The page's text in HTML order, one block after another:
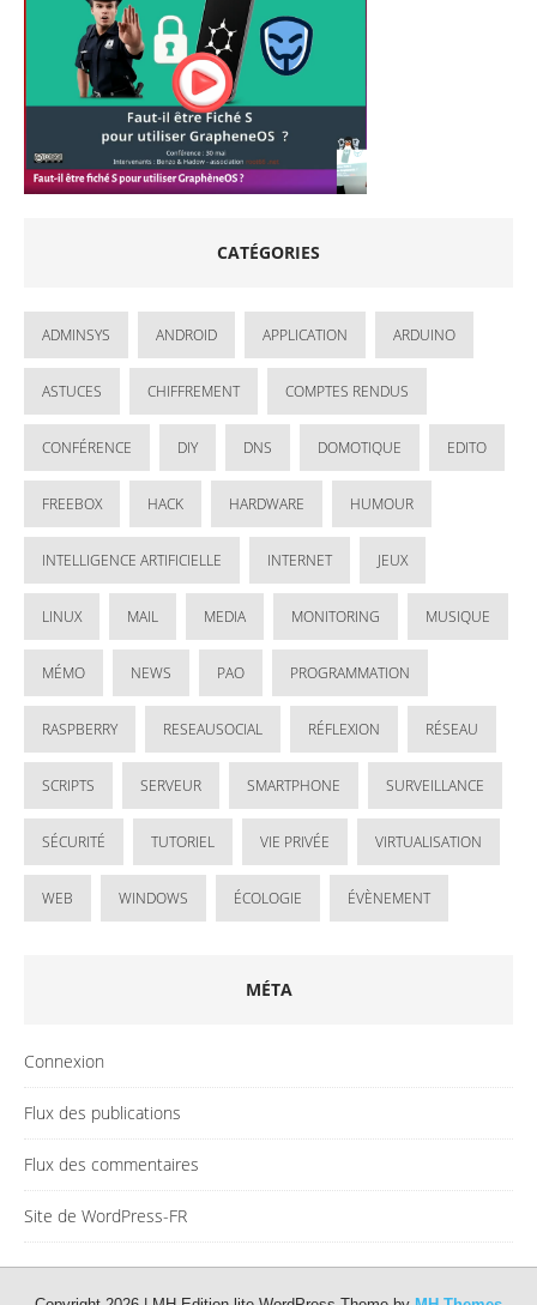
CATÉGORIES
ADMINSYS ANDROID APPLICATION ARDUINO
ASTUCES CHIFFREMENT COMPTES RENDUS
CONFÉRENCE DIY DNS DOMOTIQUE EDITO
FREEBOX HACK HARDWARE HUMOUR
INTELLIGENCE ARTIFICIELLE INTERNET JEUX
LINUX MAIL MEDIA MONITORING MUSIQUE
MÉMO NEWS PAO PROGRAMMATION
RASPBERRY RESEAUSOCIAL RÉFLEXION RÉSEAU
SCRIPTS SERVEUR SMARTPHONE SURVEILLANCE
SÉCURITÉ TUTORIEL VIE PRIVÉE VIRTUALISATION
WEB WINDOWS ÉCOLOGIE ÉVÈNEMENT
MÉTA
Connexion
Flux des publications
Flux des commentaires
Site de WordPress-FR